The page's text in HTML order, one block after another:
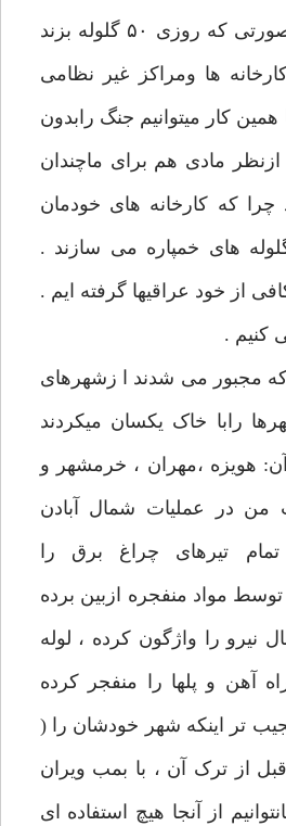
کنیم ،یک توپ در صورتی که روزی ۵۰ گلوله بزند
ها ومراکز غیر نظامی
همین کار میتوانیم جنگ رابدون
ازنظر مادی هم برای ماچندان
چرا که کارخانه های خودمان
۱۵۵،۱۳۰ وگلوله های خمپاره می سازند .
از خود عراقیها گرفته ایم .
کنیم .
که مجبور می شدند ا زشهرهای
رابا خاک یکسان میکردند
هویزه ،مهران ، خرمشهر و
در عملیات شمال آبادن
تیرهای چراغ برق را
مواد منفجره ازبین برده
نیرو را واژگون کرده ، لوله
آهن و پلها را منفجر کرده
تر اینکه شهر خودشان را (
از ترک آن ، با بمب ویران
از آنجا هیچ استفاده ای